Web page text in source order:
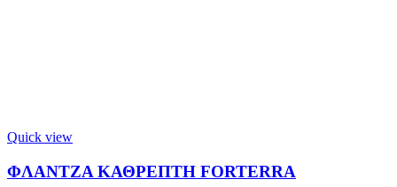
Quick view
ΦΛΑΝΤΖΑ ΚΑΘΡΕΠΤΗ FORTERRA